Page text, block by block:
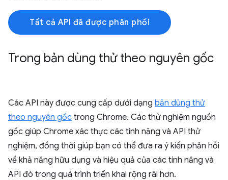
Tất cả API đã được phân phối
Trong bản dùng thử theo nguyên gốc
Các API này được cung cấp dưới dạng bản dùng thử
theo nguyên gốc trong Chrome. Các thử nghiệm nguồn
gốc giúp Chrome xác thực các tính năng và API thử
nghiệm, đồng thời giúp bạn có thể đưa ra ý kiến phản hồi
về khả năng hữu dụng và hiệu quả của các tính năng và
API đó trong quá trình triển khai rộng rãi hơn.